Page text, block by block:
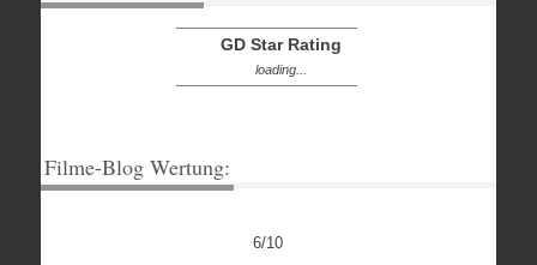
GD Star Rating
loading...
Filme-Blog Wertung:
6/10